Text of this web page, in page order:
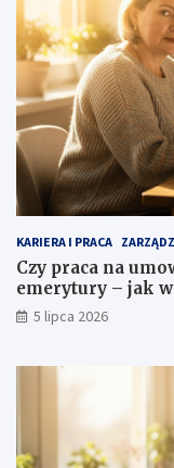
KARIERA I PRACA
Czy praca na
emerytury – jak
5 lipca 2026